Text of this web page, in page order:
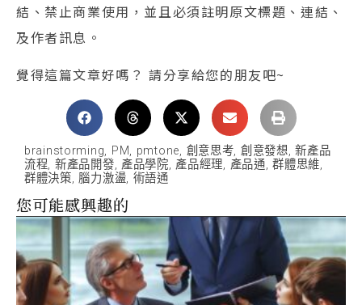
結、禁止商業使用，並且必須註明原文標題、連結、
及作者訊息。
覺得這篇文章好嗎？ 請分享給您的朋友吧~
brainstorming, PM, pmtone, 創意思考, 創意發想,新產品
流程, 新產品開發, 產品學院, 產品經理, 產品通,群體思維,
群體決策, 腦力激盪, 術語通
您可能感興趣的